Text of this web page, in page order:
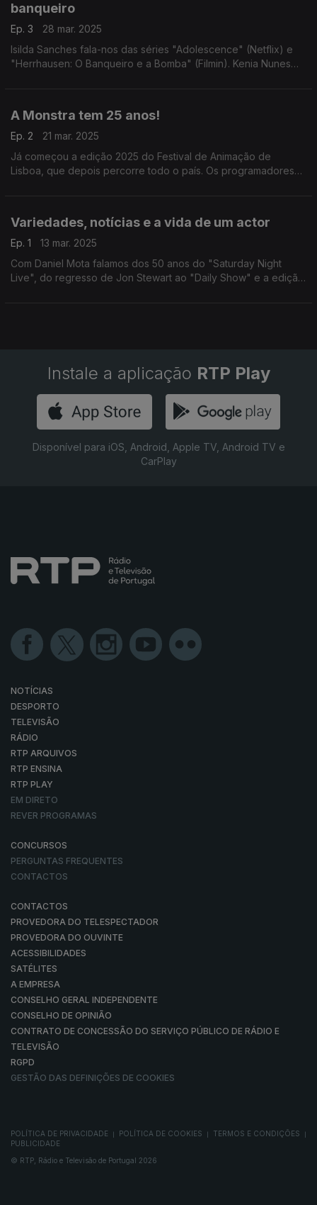
banqueiro
Ep. 3
28 mar. 2025
Isilda Sanches fala-nos das séries "Adolescence" (Netflix) e
"Herrhausen: O Banqueiro e a Bomba" (Filmin). Kenia Nunes
A Monstra tem 25 anos!
Ep. 2
21 mar. 2025
Já começou a edição 2025 do Festival de Animação de
Lisboa, que depois percorre todo o país. Os programadores
Variedades, notícias e a vida de um actor
Ep. 1
13 mar. 2025
Com Daniel Mota falamos dos 50 anos do "Saturday Night
Live", do regresso de Jon Stewart ao "Daily Show" e a edição
Instale a aplicação RTP Play
Disponível para iOS, Android, Apple TV, Android TV e
CarPlay
NOTÍCIAS
DESPORTO
TELEVISÃO
RÁDIO
RTP ARQUIVOS
RTP ENSINA
RTP PLAY
EM DIRETO
REVER PROGRAMAS
CONCURSOS
PERGUNTAS FREQUENTES
CONTACTOS
CONTACTOS
PROVEDORA DO TELESPECTADOR
PROVEDORA DO OUVINTE
ACESSIBILIDADES
SATÉLITES
A EMPRESA
CONSELHO GERAL INDEPENDENTE
CONSELHO DE OPINIÃO
CONTRATO DE CONCESSÃO DO SERVIÇO PÚBLICO DE RÁDIO E
TELEVISÃO
RGPD
GESTÃO DAS DEFINIÇÕES DE COOKIES
POLÍTICA DE PRIVACIDADE POLÍTICA DE COOKIES TERMOS E CONDIÇÕES
PUBLICIDADE
© RTP, Rádio e Televisão de Portugal 2026